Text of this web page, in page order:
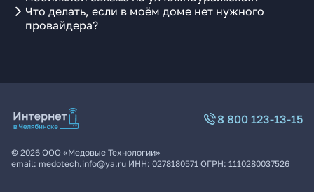
Что делать, если в моём доме нет нужного
провайдера?
8 800 123-13-15
© 2026 ООО «Медовые Технологии»
email: medotech.info@ya.ru ИНН: 0278180571 ОГРН: 1110280037526